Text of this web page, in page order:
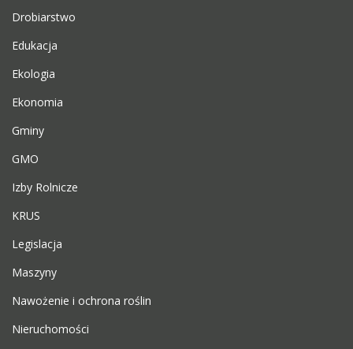
Drobiarstwo
Edukacja
Ekologia
Ekonomia
Gminy
GMO
Izby Rolnicze
KRUS
Legislacja
Maszyny
Nawożenie i ochrona roślin
Nieruchomości